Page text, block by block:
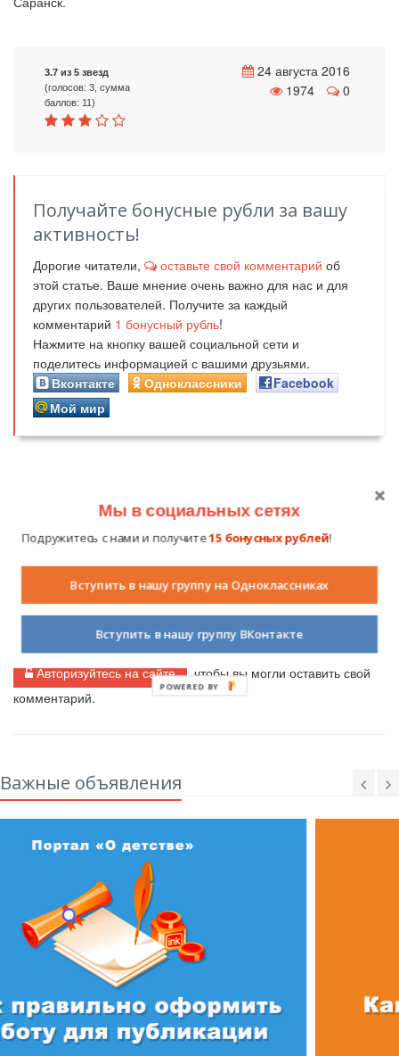
3.7 из 5 звезд
(голосов: 3, сумма
баллов: 11)
24 августа 2016
1974
0
Получайте бонусные рубли за вашу
активность!
Дорогие читатели, оставьте свой комментарий об
этой статье. Ваше мнение очень важно для нас и для
других пользователей. Получите за каждый
комментарий 1 бонусный рубль!
Нажмите на кнопку вашей социальной сети и
поделитесь информацией с вашими друзьями.
Вконтакте
Одноклассники
Facebook
Мой мир
Похожие публикации
Комментарии (0)
Авторизуйтесь на сайте
, чтобы вы могли оставить свой
комментарий.
Важные объявления
Мы в социальных сетях
Подружитесь с нами и получите15 бонусных рублей!
Вступить в нашу группу на Одноклассниках
Вступить в нашу группу ВКонтакте
POWERED BY